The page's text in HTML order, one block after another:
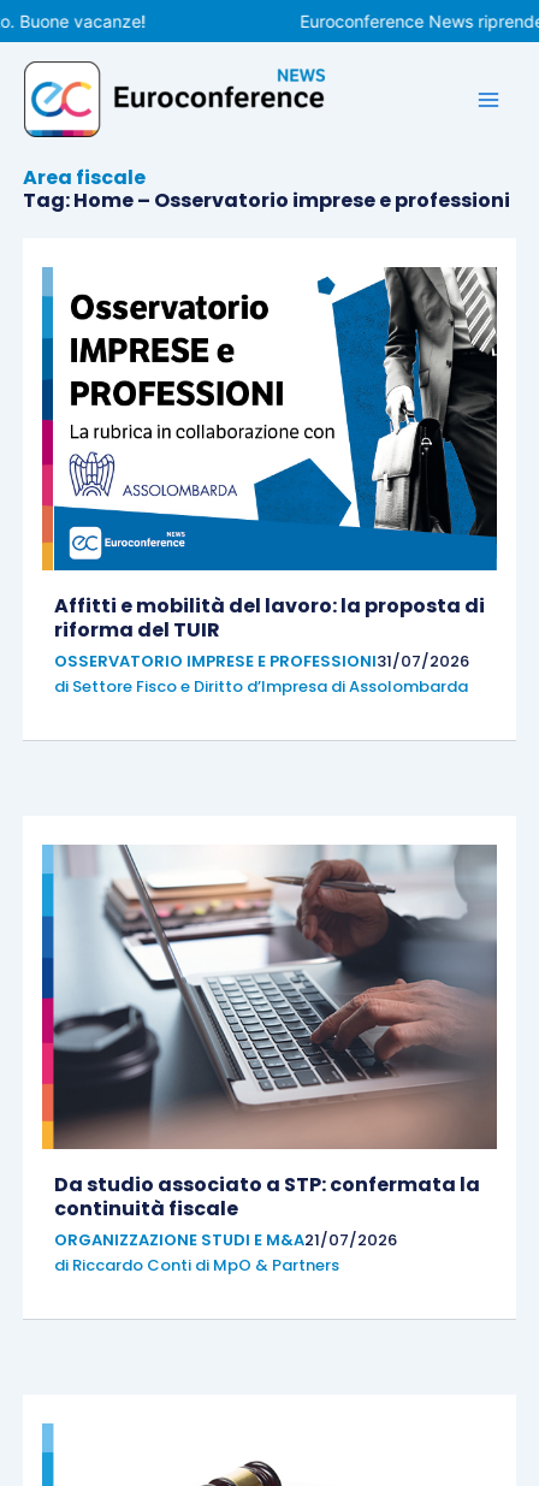
Vai
al
contenuto
vacanze! Euroconference News riprenderà le
Area fiscale
Tag: Home – Osservatorio imprese e professioni
Affitti e mobilità del lavoro: la proposta di
riforma del TUIR
OSSERVATORIO IMPRESE E PROFESSIONI31/07/2026
di Settore Fisco e Diritto d’Impresa di Assolombarda
Da studio associato a STP: confermata la
continuità fiscale
ORGANIZZAZIONE STUDI E M&A21/07/2026
di Riccardo Conti di MpO & Partners